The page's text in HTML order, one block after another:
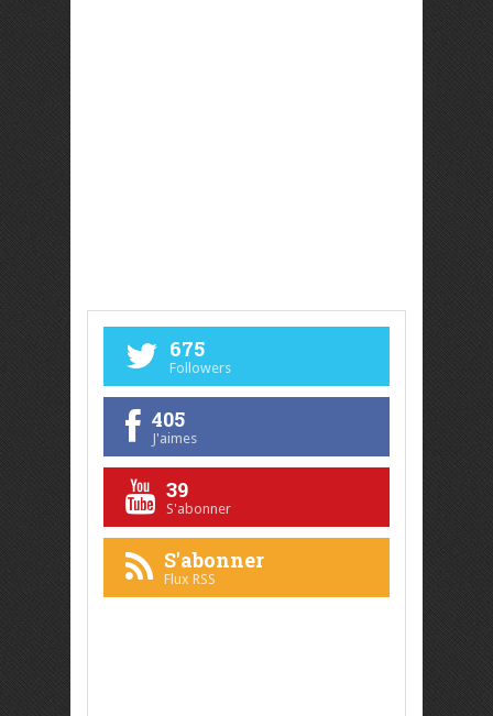
675
Followers
405
J'aimes
39
S'abonner
S'abonner
Flux RSS